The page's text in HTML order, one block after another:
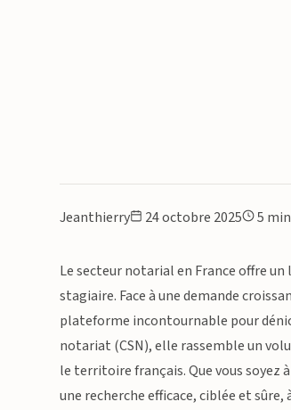
Jeanthierry 24 octobre 2025 5
Le secteur notarial en France offre
stagiaire. Face à une demande
plateforme incontournable pour
notariat (CSN), elle rassemble un
le territoire français. Que vous
une recherche efficace, ciblée et